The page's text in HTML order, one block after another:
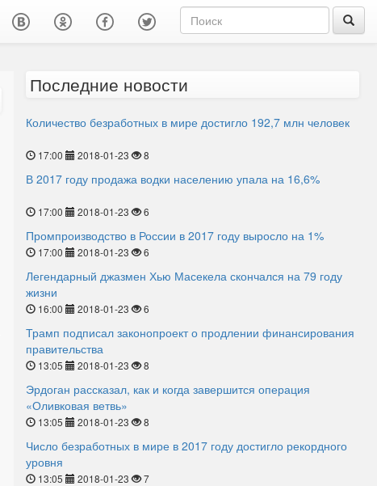
Последние новости
Количество безработных в мире достигло 192,7 млн человек
17:00 2018-01-23 8
В 2017 году продажа водки населению упала на 16,6%
17:00 2018-01-23 6
Промпроизводство в России в 2017 году выросло на 1%
17:00 2018-01-23 6
Легендарный джазмен Хью Масекела скончался на 79 году
жизни
16:00 2018-01-23 6
Трамп подписал законопроект о продлении финансирования
правительства
13:05 2018-01-23 8
Эрдоган рассказал, как и когда завершится операция
«Оливковая ветвь»
13:05 2018-01-23 8
Число безработных в мире в 2017 году достигло рекордного
уровня
13:05 2018-01-23 7